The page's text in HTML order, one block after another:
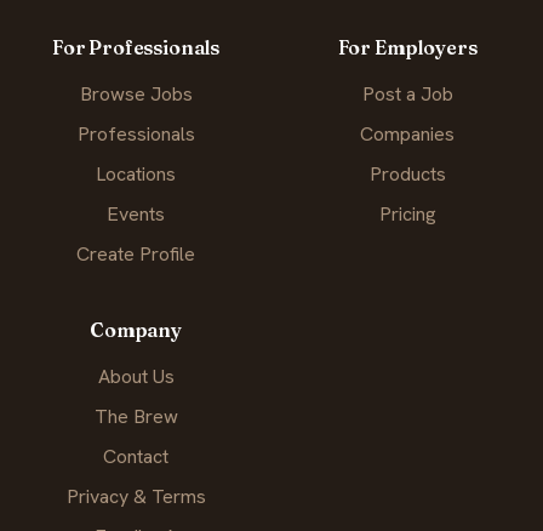
For Professionals
Browse Jobs
Professionals
Locations
Events
Create Profile
For Employers
Post a Job
Companies
Products
Pricing
Company
About Us
The Brew
Contact
Privacy & Terms